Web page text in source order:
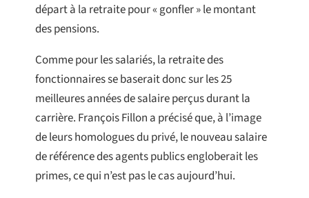
départ à la retraite pour « gonfler » le montant
des pensions.
Comme pour les salariés, la retraite des
fonctionnaires se baserait donc sur les 25
meilleures années de salaire perçus durant la
carrière. François Fillon a précisé que, à l’image
de leurs homologues du privé, le nouveau salaire
de référence des agents publics engloberait les
primes, ce qui n’est pas le cas aujourd’hui.